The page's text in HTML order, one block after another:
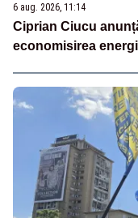
6 aug. 2026, 11:14
Ciprian Ciucu
economisirea